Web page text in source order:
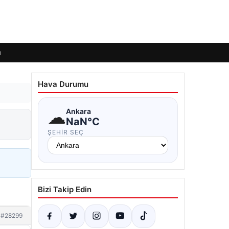
#28299
Hava Durumu
☁Ankara
NaN°C
ŞEHIR SEÇ
Bizi Takip Edin